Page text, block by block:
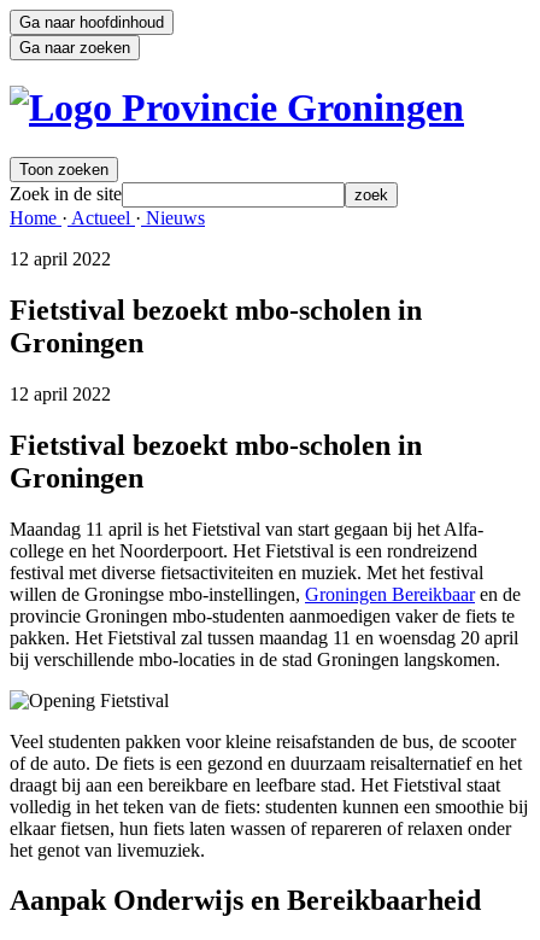
Ga naar hoofdinhoud
Ga naar zoeken
Toon zoeken
Zoek in de site zoek
Home · Actueel · Nieuws
12 april 2022
Fietstival bezoekt mbo-scholen in
Groningen
12 april 2022
Fietstival bezoekt mbo-scholen in
Groningen
Maandag 11 april is het Fietstival van start gegaan bij het Alfa-
college en het Noorderpoort. Het Fietstival is een rondreizend
festival met diverse fietsactiviteiten en muziek. Met het festival
willen de Groningse mbo-instellingen, Groningen Bereikbaaren de
provincie Groningen mbo-studenten aanmoedigen vaker de fiets te
pakken. Het Fietstival zal tussen maandag 11 en woensdag 20 april
bij verschillende mbo-locaties in de stad Groningen langskomen.
Veel studenten pakken voor kleine reisafstanden de bus, de scooter
of de auto. De fiets is een gezond en duurzaam reisalternatief en het
draagt bij aan een bereikbare en leefbare stad. Het Fietstival staat
volledig in het teken van de fiets: studenten kunnen een smoothie bij
elkaar fietsen, hun fiets laten wassen of repareren of relaxen onder
het genot van livemuziek.
Aanpak Onderwijs en Bereikbaarheid